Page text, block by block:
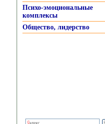
Психо-эмоциональные
комплексы
Общество, лидерство